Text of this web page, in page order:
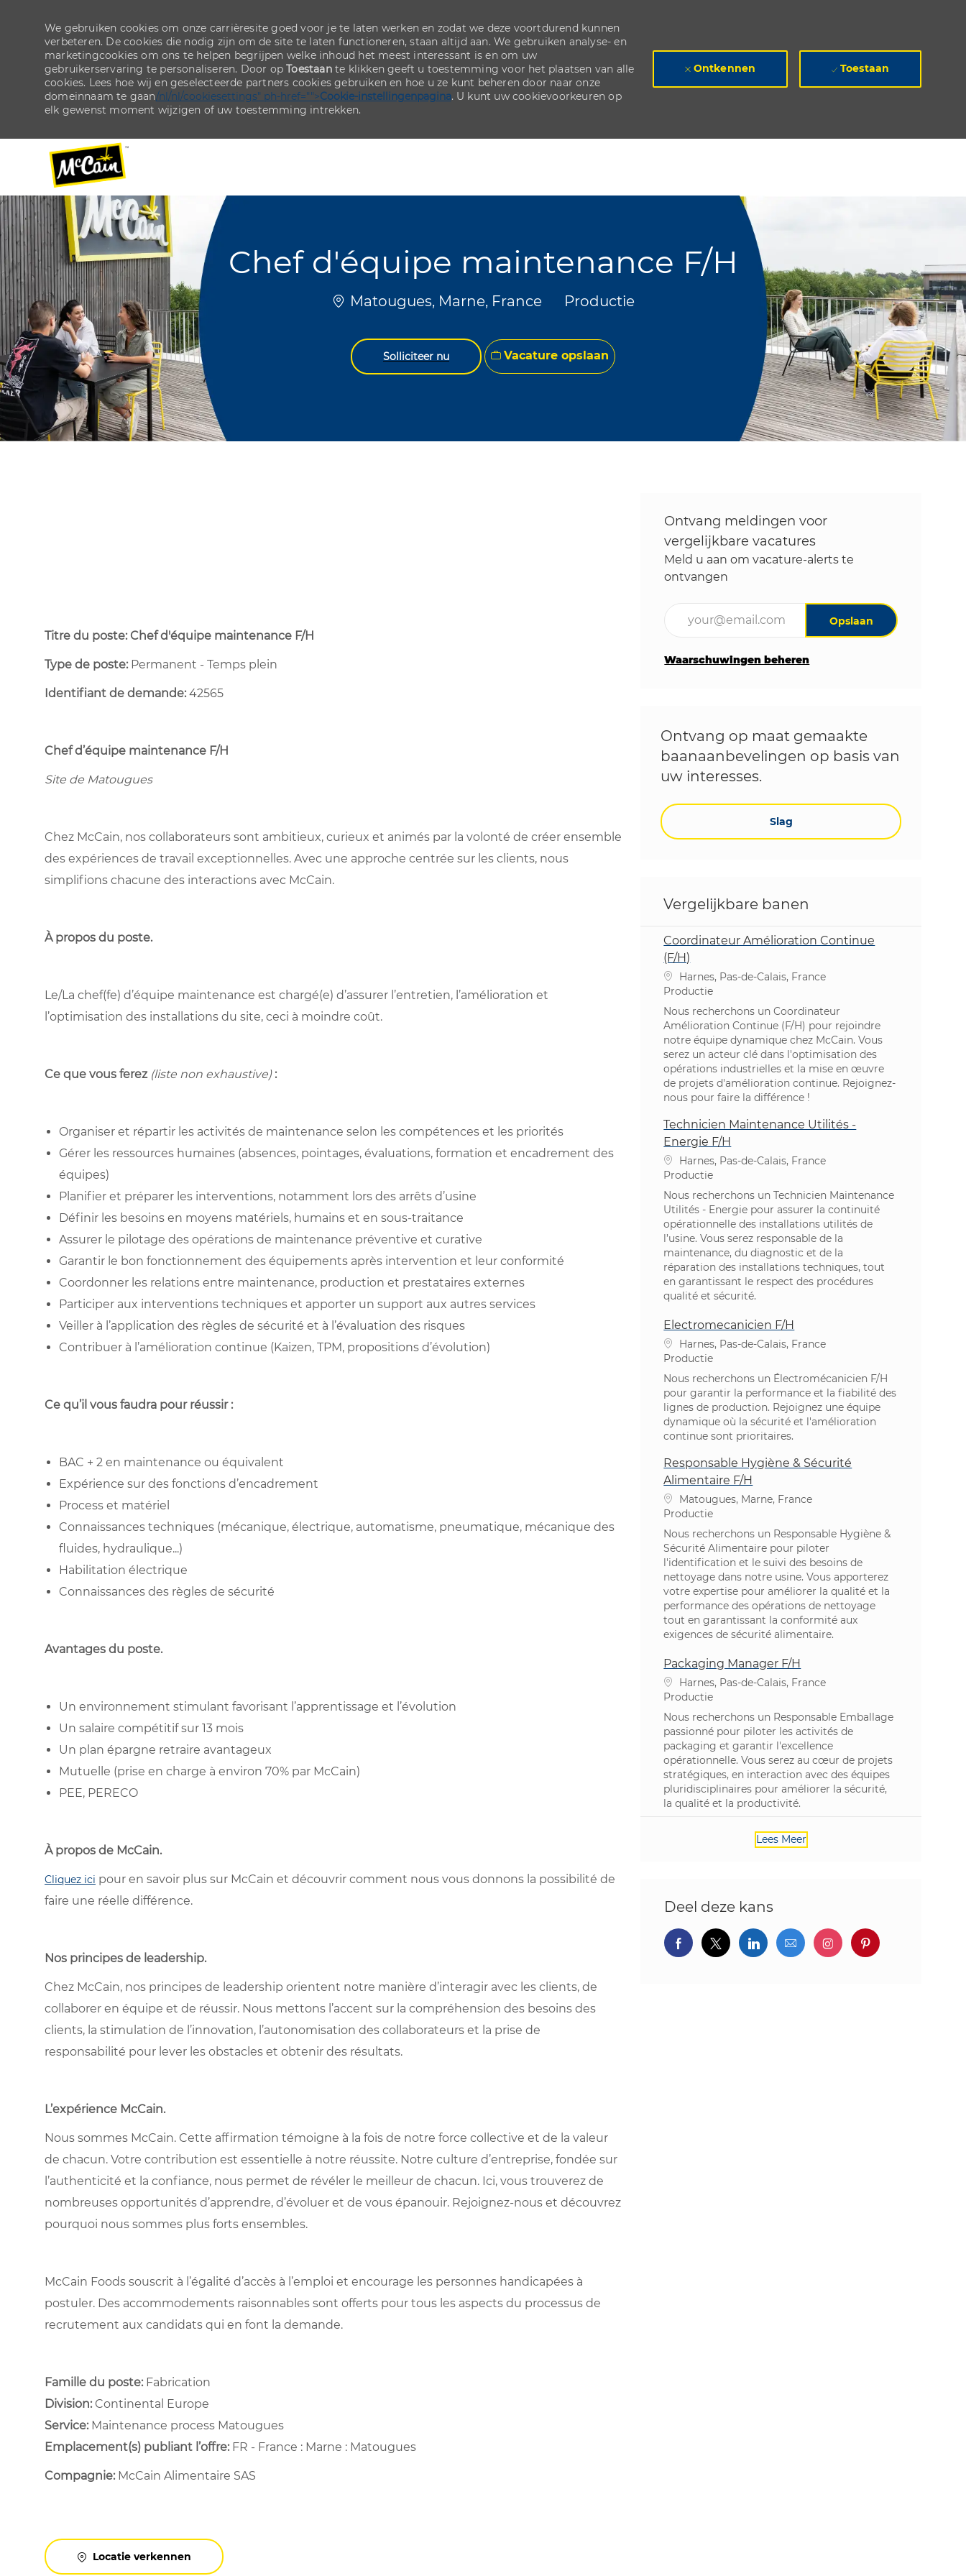
--
We gebruiken cookies om onze carrièresite goed voor je te laten werken en zodat we deze voortdurend kunnen
verbeteren. De cookies die nodig zijn om de site te laten functioneren, staan altijd aan. We gebruiken analyse- en
marketingcookies om ons te helpen begrijpen welke inhoud het meest interessant is en om uw
gebruikerservaring te personaliseren. Door opToestaante klikken geeft u toestemming voor het plaatsen van alle
cookies. Lees hoe wij en geselecteerde partners cookies gebruiken en hoe u ze kunt beheren door naar onze
domeinnaam te gaan/nl/nl/cookiesettings" ph-href="">Cookie-instellingenpagina. U kunt uw cookievoorkeuren op
elk gewenst moment wijzigen of uw toestemming intrekken.
Ontkennen Toestaan
Chef d'équipe maintenance F/H
Plaats
Matougues, Marne, France Categorie
Productie
Solliciteer nu Vacature opslaan
Titre du poste: Chef d'équipe maintenance F/H
Type de poste:Permanent - Temps plein ​
Identifiant de demande:42565
Chef d’équipe maintenance F/H
Site de Matougues
Chez McCain, nos collaborateurs sont ambitieux, curieux et animés par la volonté de créer ensemble
des expériences de travail exceptionnelles. Avec une approche centrée sur les clients, nous
simplifions chacune des interactions avec McCain.
À propos du poste.
Le/La chef(fe) d’équipe maintenance est chargé(e) d’assurer l’entretien, l’amélioration et
l’optimisation des installations du site, ceci à moindre coût.
Ce que vous ferez (liste non exhaustive):
Organiser et répartir les activités de maintenance selon les compétences et les priorités
Gérer les ressources humaines (absences, pointages, évaluations, formation et encadrement des
équipes)
Planifier et préparer les interventions, notamment lors des arrêts d’usine
Définir les besoins en moyens matériels, humains et en sous-traitance
Assurer le pilotage des opérations de maintenance préventive et curative
Garantir le bon fonctionnement des équipements après intervention et leur conformité
Coordonner les relations entre maintenance, production et prestataires externes
Participer aux interventions techniques et apporter un support aux autres services
Veiller à l’application des règles de sécurité et à l’évaluation des risques
Contribuer à l’amélioration continue (Kaizen, TPM, propositions d’évolution)
Ce qu’il vous faudra pour réussir :
BAC + 2 en maintenance ou équivalent
Expérience sur des fonctions d’encadrement
Process et matériel
Connaissances techniques (mécanique, électrique, automatisme, pneumatique, mécanique des
fluides, hydraulique...)
Habilitation électrique
Connaissances des règles de sécurité
Avantages du poste.
Un environnement stimulant favorisant l’apprentissage et l’évolution
Un salaire compétitif sur 13 mois
Un plan épargne retraire avantageux
Mutuelle (prise en charge à environ 70% par McCain)
PEE, PERECO
À propos de McCain.
Cliquez ici pour en savoir plus sur McCain et découvrir comment nous vous donnons la possibilité de
faire une réelle différence.
Nos principes de leadership.
Chez McCain, nos principes de leadership orientent notre manière d’interagir avec les clients, de
collaborer en équipe et de réussir. Nous mettons l’accent sur la compréhension des besoins des
clients, la stimulation de l’innovation, l’autonomisation des collaborateurs et la prise de
responsabilité pour lever les obstacles et obtenir des résultats.
L’expérience McCain.
Nous sommes McCain. Cette affirmation témoigne à la fois de notre force collective et de la valeur
de chacun. Votre contribution est essentielle à notre réussite. Notre culture d’entreprise, fondée sur
l’authenticité et la confiance, nous permet de révéler le meilleur de chacun. Ici, vous trouverez de
nombreuses opportunités d’apprendre, d’évoluer et de vous épanouir. Rejoignez-nous et découvrez
pourquoi nous sommes plus forts ensembles.
McCain Foods souscrit à l’égalité d’accès à l’emploi et encourage les personnes handicapées à
postuler. Des accommodements raisonnables sont offerts pour tous les aspects du processus de
recrutement aux candidats qui en font la demande.
Famille du poste: Fabrication
Division: Continental Europe
Service: ​ Maintenance process Matougues ​
Emplacement(s) publiant l’offre:FR - France : Marne : Matougues
Compagnie: McCain Alimentaire SAS
Locatie verkennen
Ontvang meldingen voor
vergelijkbare vacatures
Meld u aan om vacature-alerts te
ontvangen
Opslaan
Waarschuwingen beheren
Ontvang op maat gemaakte
baanaanbevelingen op basis van
uw interesses.
Slag
Vergelijkbare banen
Coordinateur Amélioration Continue
(F/H)
PlaatsHarnes, Pas-de-Calais, France
Categorie
Productie
Nous recherchons un Coordinateur
Amélioration Continue (F/H) pour rejoindre
notre équipe dynamique chez McCain. Vous
serez un acteur clé dans l'optimisation des
opérations industrielles et la mise en œuvre
de projets d'amélioration continue. Rejoignez-
nous pour faire la différence !
Technicien Maintenance Utilités -
Energie F/H
PlaatsHarnes, Pas-de-Calais, France
Categorie
Productie
Nous recherchons un Technicien Maintenance
Utilités - Energie pour assurer la continuité
opérationnelle des installations utilités de
l’usine. Vous serez responsable de la
maintenance, du diagnostic et de la
réparation des installations techniques, tout
en garantissant le respect des procédures
qualité et sécurité.
Electromecanicien F/H
PlaatsHarnes, Pas-de-Calais, France
Categorie
Productie
Nous recherchons un Électromécanicien F/H
pour garantir la performance et la fiabilité des
lignes de production. Rejoignez une équipe
dynamique où la sécurité et l'amélioration
continue sont prioritaires.
Responsable Hygiène & Sécurité
Alimentaire F/H
PlaatsMatougues, Marne, France
Categorie
Productie
Nous recherchons un Responsable Hygiène &
Sécurité Alimentaire pour piloter
l'identification et le suivi des besoins de
nettoyage dans notre usine. Vous apporterez
votre expertise pour améliorer la qualité et la
performance des opérations de nettoyage
tout en garantissant la conformité aux
exigences de sécurité alimentaire.
Packaging Manager F/H
PlaatsHarnes, Pas-de-Calais, France
Categorie
Productie
Nous recherchons un Responsable Emballage
passionné pour piloter les activités de
packaging et garantir l'excellence
opérationnelle. Vous serez au cœur de projets
stratégiques, en interaction avec des équipes
pluridisciplinaires pour améliorer la sécurité,
la qualité et la productivité.
Lees Meer
Deel deze kans
Delen via Facebook
Delen via twitter
Delen via LinkedIn
Delen via e-mailDelen via Instagram
Deel via